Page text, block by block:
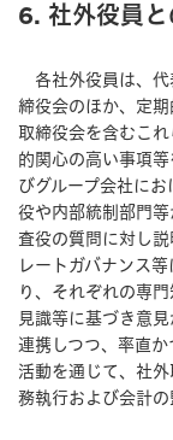
6. 社外役員
各社外役員は、代
締役会のほか、定期
取締役会を含むこ
的関心の高い事項
びグループ会社に
役や内部統制部門
査役の質問に対し
レートガバナンス
り、それぞれの専
見識等に基づき意
連携しつつ、率直
活動を通じて、社
務執行および会計の